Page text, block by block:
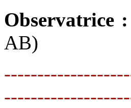
Observatrice :
AB)